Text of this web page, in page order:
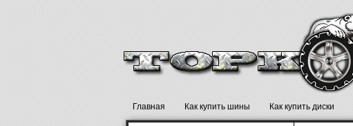
Главная Как купить шины Как купить диски